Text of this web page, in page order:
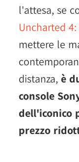
l'attesa, se
Uncharted
mettere le
distanza, è
console
dell'iconico
prezzo